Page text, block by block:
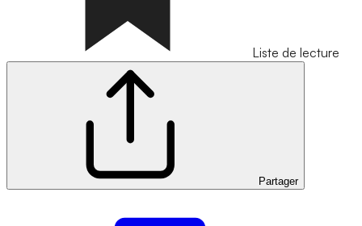
Liste de lecture
Partager